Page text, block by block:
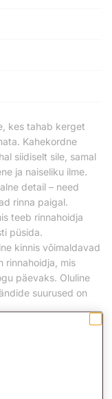
kes tahab kerget
Kahekordne
siidiselt sile, samal
ja naiseliku ilme.
detail – need
rinna paigal.
teeb rinnahoidja
püsida.
kinnis võimaldavad
rinnahoidja, mis
päevaks. Oluline
suurused on
ei tundu raske
hästi
hoiaks sind terve